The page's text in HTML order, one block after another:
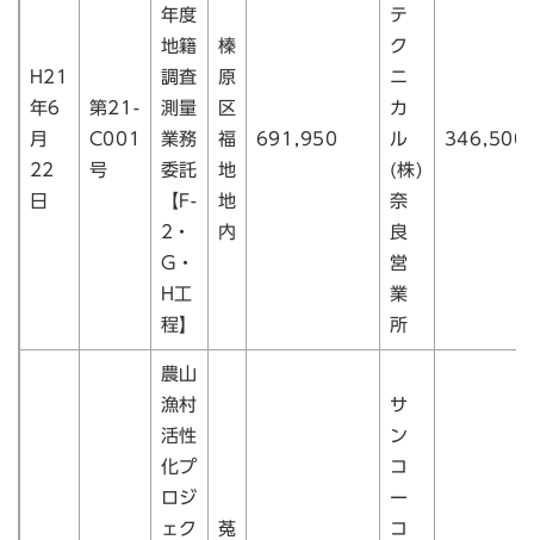
H21
年6
月
22
日
第21-
C001
号
年度
地籍
調査
測量
業務
委託
【F-
2・
G・
H工
程】
榛
原
区
福
地
地
内
691,950
テ
ク
ニ
カ
ル
(株)
奈
良
営
業
所
346,500
農山
漁村
活性
化プ
ロジ
ェク
菟
サ
ン
コ
ー
コ